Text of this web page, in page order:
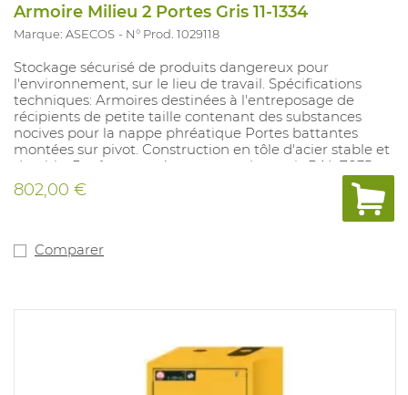
Armoire Milieu 2 Portes Gris 11-1334
Marque: ASECOS N° Prod. 1029118
Stockage sécurisé de produits dangereux pour
l'environnement, sur le lieu de travail. Spécifications
techniques: Armoires destinées à l'entreposage de
récipients de petite taille contenant des substances
nocives pour la nappe phréatique Portes battantes
montées sur pivot. Construction en tôle d'acier stable et
durable. Revêtement époxy en couleur gris RAL 7035.
Serrure à poignée moulée (fermeture à 3 points) en noir
avec 2 clés. Etagères en acier galvanisés. Etagères avec
charge admissible de 76 kg. Portes en haut et en bas
Pictogrammes inclus Dimensions: 950 X 500 X 1950 mm
802,00 €
Comparer